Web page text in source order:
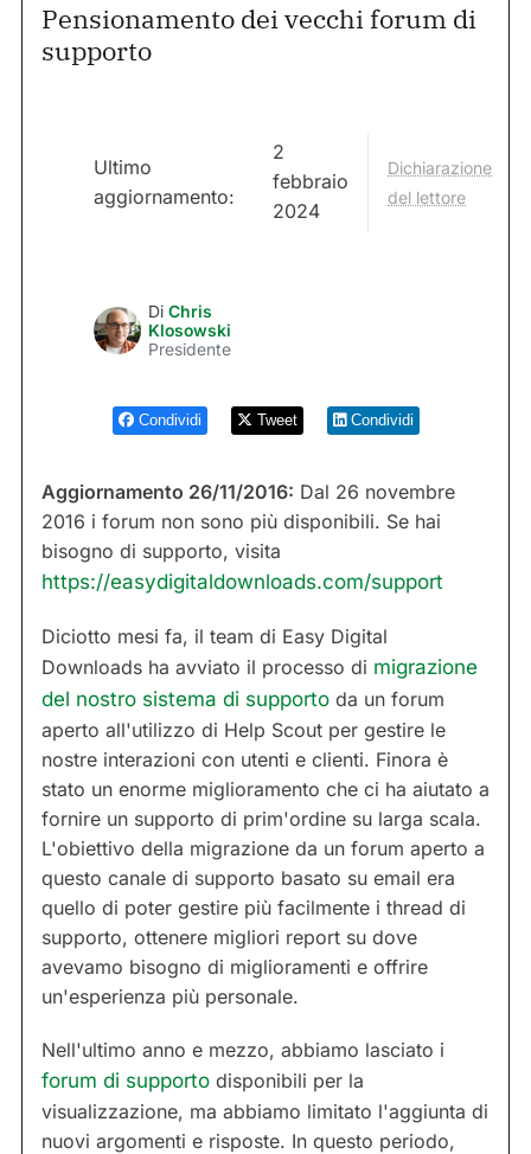
Pensionamento dei vecchi forum di
supporto
Ultimo
aggiornamento:
2
febbraio
2024
Dichiarazione
del lettore
Di Chris
Klosowski
Presidente
Condividi Tweet Condividi
Aggiornamento 26/11/2016: Dal 26 novembre
2016 i forum non sono più disponibili. Se hai
bisogno di supporto, visita
https://easydigitaldownloads.com/support
Diciotto mesi fa, il team di Easy Digital
Downloads ha avviato il processo di migrazione
del nostro sistema di supporto da un forum
aperto all'utilizzo di Help Scout per gestire le
nostre interazioni con utenti e clienti. Finora è
stato un enorme miglioramento che ci ha aiutato a
fornire un supporto di prim'ordine su larga scala.
L'obiettivo della migrazione da un forum aperto a
questo canale di supporto basato su email era
quello di poter gestire più facilmente i thread di
supporto, ottenere migliori report su dove
avevamo bisogno di miglioramenti e offrire
un'esperienza più personale.
Nell'ultimo anno e mezzo, abbiamo lasciato i
forum di supporto disponibili per la
visualizzazione, ma abbiamo limitato l'aggiunta di
nuovi argomenti e risposte. In questo periodo,